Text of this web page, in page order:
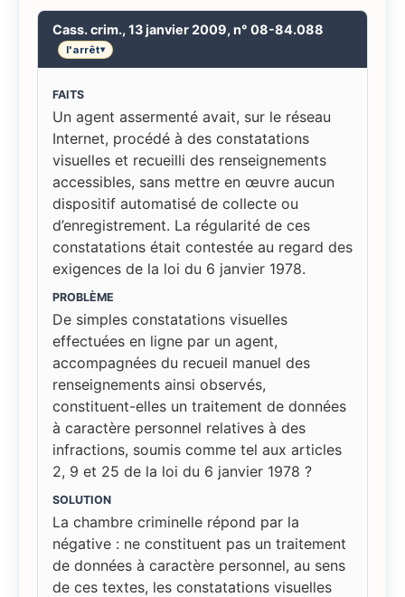
Cass. crim., 13 janvier 2009, n° 08-84.088
l'arrêt▾
FAITS
Un agent assermenté avait, sur le réseau
Internet, procédé à des constatations
visuelles et recueilli des renseignements
accessibles, sans mettre en œuvre aucun
dispositif automatisé de collecte ou
d’enregistrement. La régularité de ces
constatations était contestée au regard des
exigences de la loi du 6 janvier 1978.
PROBLÈME
De simples constatations visuelles
effectuées en ligne par un agent,
accompagnées du recueil manuel des
renseignements ainsi observés,
constituent-elles un traitement de données
à caractère personnel relatives à des
infractions, soumis comme tel aux articles
2, 9 et 25 de la loi du 6 janvier 1978 ?
SOLUTION
La chambre criminelle répond par la
négative : ne constituent pas un traitement
de données à caractère personnel, au sens
de ces textes, les constatations visuelles